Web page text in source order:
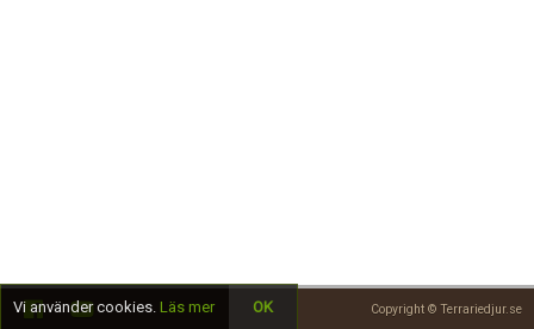
Copyright © Terrariedjur.se
Vi använder cookies. Läs mer OK